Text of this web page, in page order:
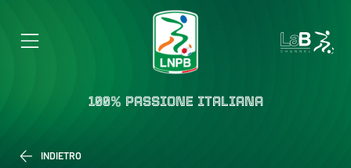
100% PASSIONE ITALIANA
INDIETRO